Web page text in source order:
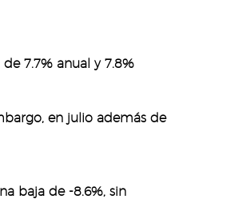
7.7% anual y 7.8%
en julio además de
baja de -8.6%, sin